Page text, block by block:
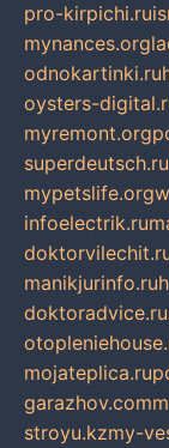
pro-kirpichi.ru
mynances.org
odnokartinki.ru
oysters-
myremont.org
superdeutsch.ru
mypetslife.org
infoelectrik.ru
manikjurinfo.ru
doktoradvice.ru
mojateplica.ru
garazhov.com
stroyu.kzmy-